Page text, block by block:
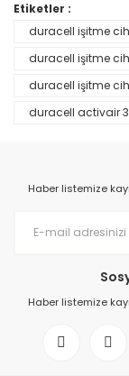
Etiketler :
duracell işitme
duracell işitme
duracell işitme
duracell activair
Haber listemize
Haber listemize